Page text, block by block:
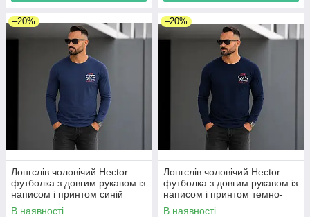
–20%
Лонгслів чоловічий Hector
футболка з довгим рукавом із
написом і принтом синій
В наявності
–20%
Лонгслів чоловічий Hector
футболка з довгим рукавом із
написом і принтом темно-
синій
В наявності